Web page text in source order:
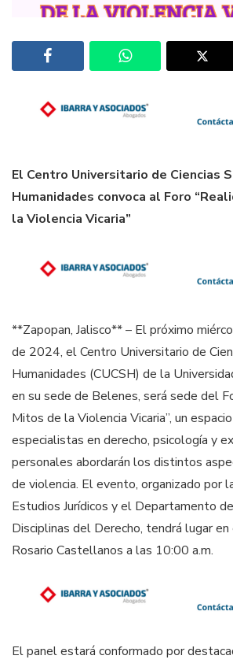
El Centro Universitario de Ciencias
Humanidades convoca al Foro
la Violencia Vicaria”
**Zapopan, Jalisco** – El próximo
de 2024, el Centro Universitario de
Humanidades (CUCSH) de la
en su sede de Belenes, será sede del
Mitos de la Violencia Vicaria”, un
especialistas en derecho, psicología y
personales abordarán los distintos
de violencia. El evento, organizado por
Estudios Jurídicos y el Departamento
Disciplinas del Derecho, tendrá lugar
Rosario Castellanos a las 10:00 a.m.
El panel estará conformado por